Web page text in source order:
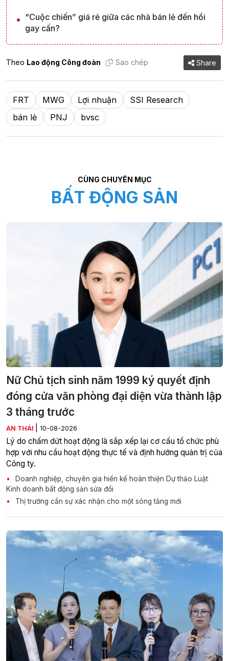
“Cuộc chiến” giá rẻ giữa các nhà bán lẻ đến hồi
gay cấn?
Theo Lao động Công đoàn Sao chép Share
FRT MWG Lợi nhuận
SSI Research
bán lẻ
PNJ bvsc
CÙNG CHUYÊN MỤC
BẤT ĐỘNG SẢN
Nữ Chủ tịch sinh năm 1999 ký quyết định
đóng cửa văn phòng đại diện vừa thành lập
3 tháng trước
AN THÁI 10-08-2026
Lý do chấm dứt hoạt động là sắp xếp lại cơ cấu tổ chức phù
hợp với nhu cầu hoạt động thực tế và định hướng quản trị của
Công ty.
Doanh nghiệp, chuyên gia hiến kế hoàn thiện Dự thảo Luật
Kinh doanh bất động sản sửa đổi
Thị trường cần sự xác nhận cho một sóng tăng mới